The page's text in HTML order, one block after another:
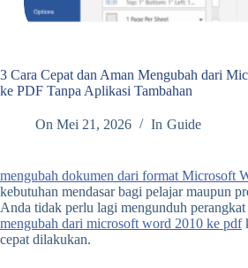
3 Cara Cepat dan Aman Mengubah dari
ke PDF Tanpa Aplikasi Tambahan
On Mei 21, 2026 In Guide
mengubah dokumen dari format Microsoft
kebutuhan mendasar bagi pelajar maupun
Anda tidak perlu lagi mengunduh perangkat
mengubah dari microsoft word 2010 ke pdf
cepat dilakukan.